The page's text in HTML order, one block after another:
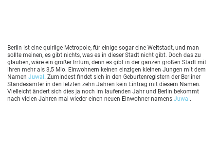
Berlin ist eine quirlige Metropole, für einige sogar eine Weltstadt, und man
sollte meinen, es gibt nichts, was es in dieser Stadt nicht gibt. Doch das zu
glauben, wäre ein großer Irrtum, denn es gibt in der ganzen großen Stadt mit
ihren mehr als 3,5 Mio. Einwohnern keinen einzigen kleinen Jungen mit dem
Namen Juwal . Zumindest findet sich in den Geburtenregistern der Berliner
Standesämter in den letzten zehn Jahren kein Eintrag mit diesem Namen.
Vielleicht ändert sich dies ja noch im laufenden Jahr und Berlin bekommt
nach vielen Jahren mal wieder einen neuen Einwohner namens Juwal .